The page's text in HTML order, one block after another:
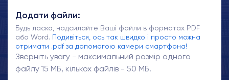
Додати файли:
Будь ласка, надсилайте Ваші файли в форматах PDF
або Word. Подивіться, ось так швидко і просто можна
отримати .pdf за допомогою камери смартфона!
Зверніть увагу - максимальний розмір одного
файлу 15 МБ, кількох файлів - 50 МБ.